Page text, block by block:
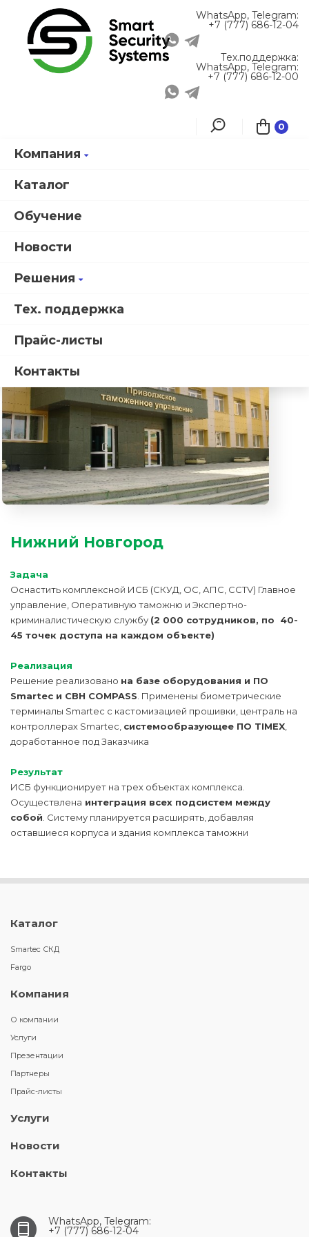
Компания
Каталог
Обучение
Новости
Решения
Тех. поддержка
Прайс-листы
Контакты
0
WhatsApp, Telegram:
+7 (777) 686-12-04
Тех.поддержка:
WhatsApp, Telegram:
+7 (777) 686-12-00
ИСБ Приволжского таможенного управления
Приволжского таможенного
управления
Нижний Новгород
Задача
Оснастить комплексной ИСБ (СКУД, ОС, АПС, CCTV) Главное
управление, Оперативную таможню и Экспертно-
криминалистическую службу (2 000 сотрудников, по 40-
45 точек доступа на каждом объекте)
Реализация
Решение реализовано на базе оборудования и ПО
Smartec и СВН COMPASS . Применены биометрические
терминалы Smartec с кастомизацией прошивки, централь на
контроллерах Smartec, системообразующее ПО TIMEX
доработанное под Заказчика
Результат
ИСБ функционирует на трех объектах комплекса.
Осуществлена интеграция всех подсистем между
собой . Систему планируется расширять, добавляя
оставшиеся корпуса и здания комплекса таможни
Каталог
Smartec СКД
Fargo
Компания
О компании
Услуги
Презентации
Партнеры
Прайс-листы
Услуги
Новости
Контакты
WhatsApp, Telegram:
+7 (777) 686-12-04